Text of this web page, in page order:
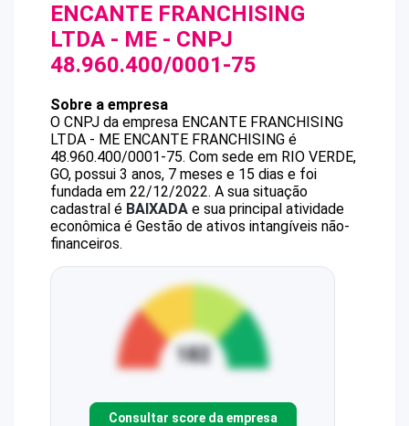
ENCANTE FRANCHISING
LTDA - ME - CNPJ
48.960.400/0001-75
Sobre a empresa
O CNPJ da empresa ENCANTE FRANCHISING
LTDA - ME ENCANTE FRANCHISING é
48.960.400/0001-75. Com sede em RIO VERDE,
GO, possui 3 anos, 7 meses e 15 dias e foi
fundada em 22/12/2022. A sua situação
cadastral é BAIXADA e sua principal atividade
econômica é Gestão de ativos intangíveis não-
financeiros.
Consultar score da empresa